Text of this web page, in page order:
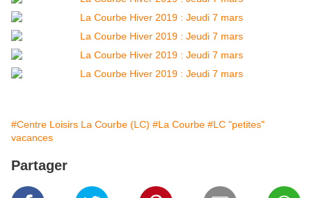
#Centre Loisirs La Courbe (LC) #La Courbe #LC "petites"
vacances
Partager